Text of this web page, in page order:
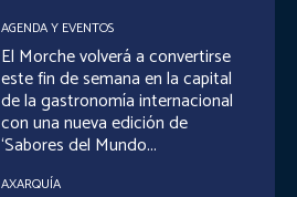
AGENDA Y EVENTOS
El Morche volverá a convertirse
este fin de semana en la capital
de la gastronomía internacional
con una nueva edición de
‘Sabores del Mundo...
AXARQUÍA